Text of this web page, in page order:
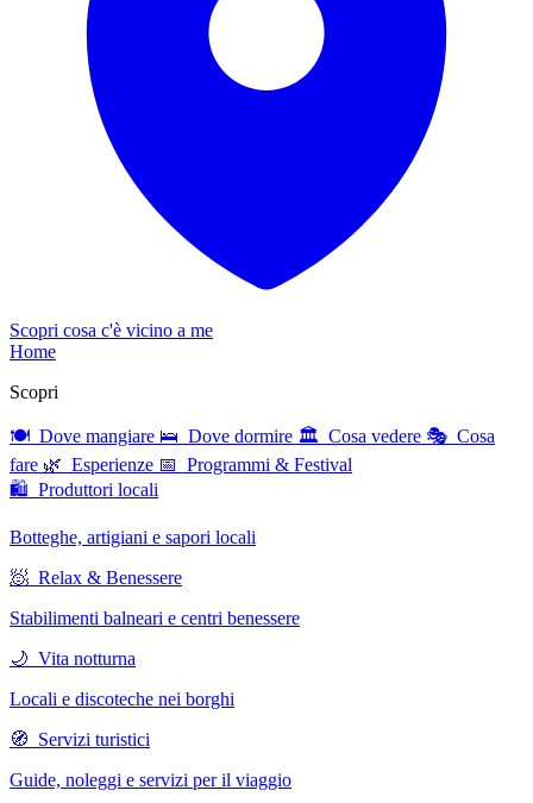
Scopri cosa c'è vicino a me
Home
Scopri
🍽 Dove mangiare 🛌 Dove dormire 🏛 Cosa vedere 🎭 Cosa
fare 🌿 Esperienze 📅 Programmi & Festival
🛍 Produttori locali
Botteghe, artigiani e sapori locali
🧖 Relax & Benessere
Stabilimenti balneari e centri benessere
🌙 Vita notturna
Locali e discoteche nei borghi
🧭 Servizi turistici
Guide, noleggi e servizi per il viaggio